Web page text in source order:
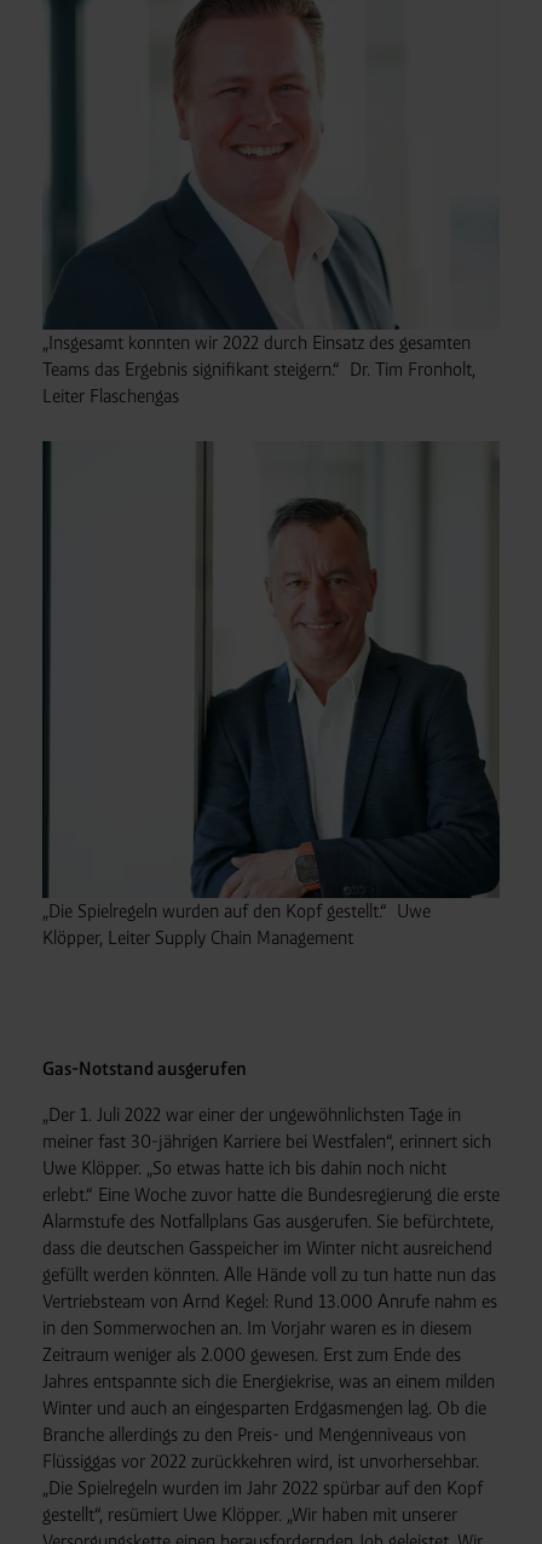
„Insgesamt konnten wir 2022 durch Einsatz des gesamten
Teams das Ergebnis signifikant steigern.“ Dr. Tim Fronholt,
Leiter Flaschengas
„Die Spielregeln wurden auf den Kopf gestellt.“ Uwe
Klöpper, Leiter Supply Chain Management
Gas-Notstand ausgerufen
„Der 1. Juli 2022 war einer der ungewöhnlichsten Tage in
meiner fast 30-jährigen Karriere bei Westfalen“, erinnert sich
Uwe Klöpper. „So etwas hatte ich bis dahin noch nicht
erlebt.“ Eine Woche zuvor hatte die Bundesregierung die erste
Alarmstufe des Notfallplans Gas ausgerufen. Sie befürchtete,
dass die deutschen Gasspeicher im Winter nicht ausreichend
gefüllt werden könnten. Alle Hände voll zu tun hatte nun das
Vertriebsteam von Arnd Kegel: Rund 13.000 Anrufe nahm es
in den Sommerwochen an. Im Vorjahr waren es in diesem
Zeitraum weniger als 2.000 gewesen. Erst zum Ende des
Jahres entspannte sich die Energiekrise, was an einem milden
Winter und auch an eingesparten Erdgasmengen lag. Ob die
Branche allerdings zu den Preis- und Mengenniveaus von
Flüssiggas vor 2022 zurückkehren wird, ist unvorhersehbar.
„Die Spielregeln wurden im Jahr 2022 spürbar auf den Kopf
gestellt“, resümiert Uwe Klöpper. „Wir haben mit unserer